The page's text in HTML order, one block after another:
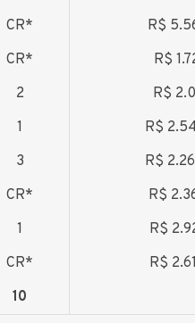
CR*
R$
CR*
R$
2
R$
1
R$
3
R$
CR*
R$
1
R$
CR*
R$
10